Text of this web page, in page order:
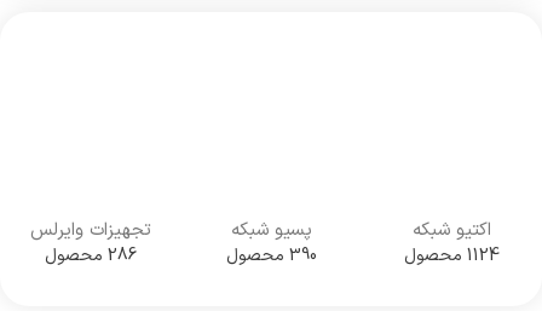
اکتیو شبکه
1124 محصول
پسیو شبکه
390 محصول
تجهیزات وایرلس
286 محصول